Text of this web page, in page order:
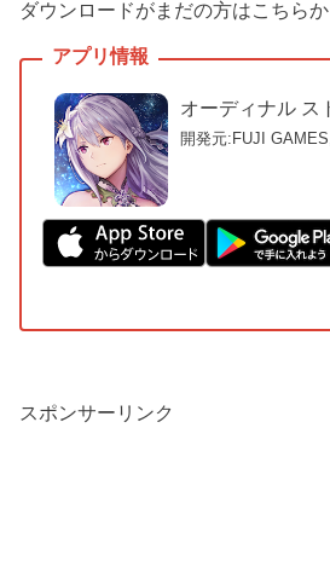
ダウンロードがまだの方はこちらか
オーディナル ス
開発元:FUJI
スポンサーリンク